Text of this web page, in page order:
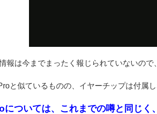
報は今までまったく報じられていないので
と似ているものの、イヤーチップは付属
ついては、これまでの噂と同じく